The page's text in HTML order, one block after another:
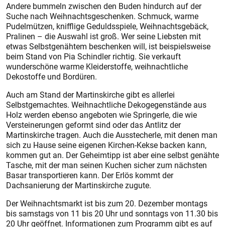
Andere bummeln zwischen den Buden hindurch auf der
Suche nach Weihnachtsgeschenken. Schmuck, warme
Pudelmützen, knifflige Geduldsspiele, Weihnachtsgebäck,
Pralinen – die Auswahl ist groß. Wer seine Liebsten mit
etwas Selbstgenähtem beschenken will, ist beispielsweise
beim Stand von Pia Schindler richtig. Sie verkauft
wunderschöne warme Kleiderstoffe, weihnachtliche
Dekostoffe und Bordüren.
Auch am Stand der Martinskirche gibt es allerlei
Selbstgemachtes. Weihnachtliche Dekogegenstände aus
Holz werden ebenso angeboten wie Springerle, die wie
Versteinerungen geformt sind oder das Antlitz der
Martinskirche tragen. Auch die Ausstecherle, mit denen man
sich zu Hause seine eigenen Kirchen-Kekse backen kann,
kommen gut an. Der Geheimtipp ist aber eine selbst genähte
Tasche, mit der man seinen Kuchen sicher zum nächsten
Basar transportieren kann. Der Erlös kommt der
Dachsanierung der Martinskirche zugute.
Der Weihnachtsmarkt ist bis zum 20. Dezember montags
bis samstags von 11 bis 20 Uhr und sonntags von 11.30 bis
20 Uhr geöffnet. Informationen zum Programm gibt es auf